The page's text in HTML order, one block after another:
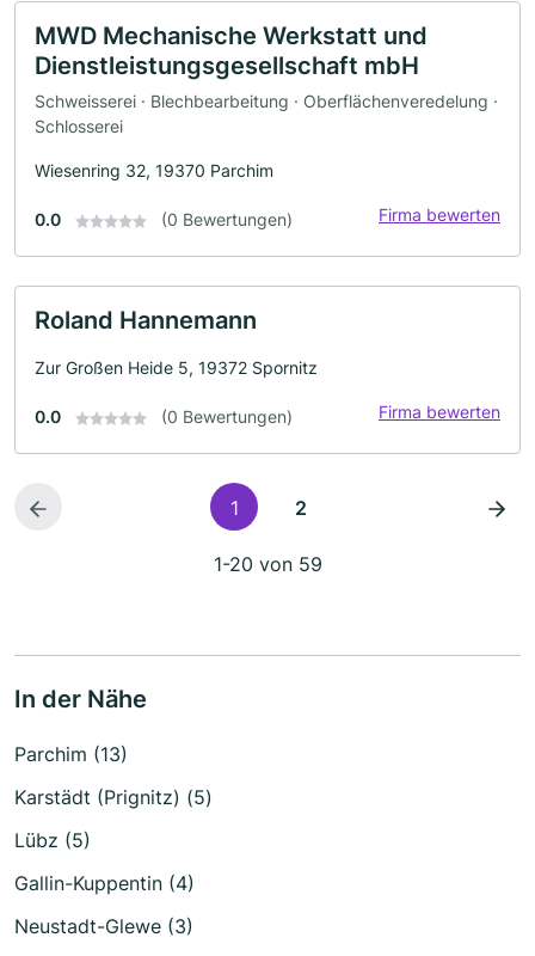
MWD Mechanische Werkstatt und
Dienstleistungsgesellschaft mbH
Schweisserei · Blechbearbeitung · Oberflächenveredelung ·
Schlosserei
Wiesenring 32, 19370 Parchim
0.0 (0 Bewertungen) Firma bewerten
Roland Hannemann
Zur Großen Heide 5, 19372 Spornitz
0.0 (0 Bewertungen) Firma bewerten
1 2
1-20 von 59
In der Nähe
Parchim (13)
Karstädt (Prignitz) (5)
Lübz (5)
Gallin-Kuppentin (4)
Neustadt-Glewe (3)